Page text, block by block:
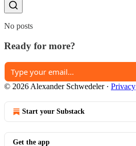
No posts
Ready for more?
© 2026 Alexander Schwedeler· Privacy
Start your Substack
Get the app